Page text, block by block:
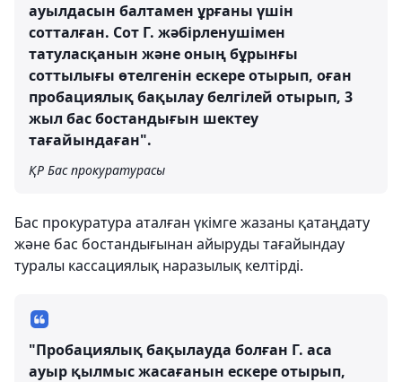
ауылдасын балтамен ұрғаны үшін
сотталған. Сот Г. жәбірленушімен
татуласқанын және оның бұрынғы
соттылығы өтелгенін ескере отырып, оған
пробациялық бақылау белгілей отырып, 3
жыл бас бостандығын шектеу
тағайындаған".
ҚР Бас прокуратурасы
Бас прокуратура аталған үкімге жазаны қатаңдату
және бас бостандығынан айыруды тағайындау
туралы кассациялық наразылық келтірді.
"Пробациялық бақылауда болған Г. аса
ауыр қылмыс жасағанын ескере отырып,